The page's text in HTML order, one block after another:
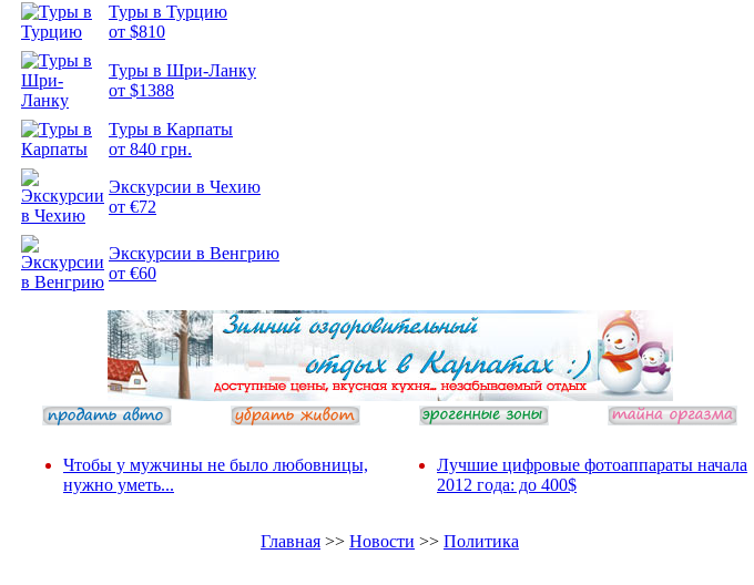
Туры в Турцию
от $810
Туры в Шри-Ланку
от $1388
Туры в Карпаты
от 840 грн.
Экскурсии в Чехию
от €72
Экскурсии в Венгрию
от €60
Чтобы у мужчины не было любовницы,
нужно уметь...
Лучшие цифровые фотоаппараты начала
2012 года: до 400$
Главная >> Новости >> Политика